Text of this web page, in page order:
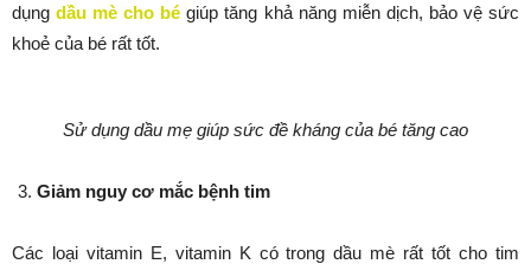
dụngdầu mè cho bé giúp tăng khả năng miễn dịch, bảo vệ sức
khoẻ của bé rất tốt.
Sử dụng dầu mẹ giúp sức đề kháng của bé tăng cao
Giảm nguy cơ mắc bệnh tim
Các loại vitamin E, vitamin K có trong dầu mè rất tốt cho tim